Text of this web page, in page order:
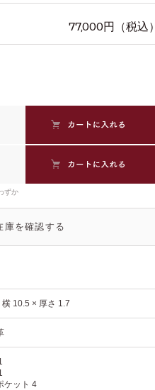
77,000円（税込）
ずか
庫を確認する
10.5 × 厚さ 1.7
ケット 4